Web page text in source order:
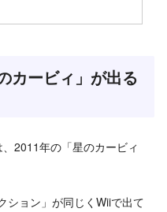
カービィ」が出る
、2011年の「星のカービィ
ション」が同じくWiiで出て